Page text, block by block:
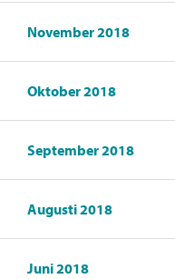
November 2018
Oktober 2018
September 2018
Augusti 2018
Juni 2018